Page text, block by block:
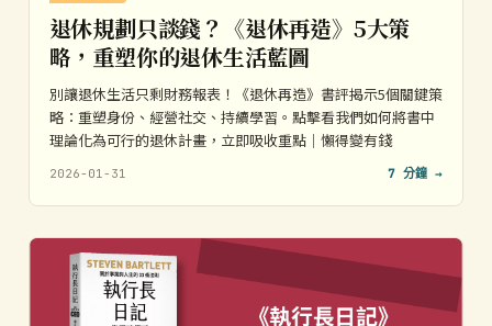
退休規劃只談錢？《退休再造》5大策
略，重塑你的退休生活藍圖
別讓退休生活只剩財務報表！《退休再造》書評揭示5個關鍵策
略：重塑身份、經營社交、持續學習。點擊看我們如何將書中
理論化為可行的退休計畫，立即吸收重點｜懶得變有錢
2026-01-31 7 分鐘 →